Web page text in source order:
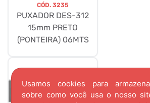
Usamos cookies para
sobre como você usa o nosso
CÓD. 3235
PUXADOR DES-312
15mm PRETO
(PONTEIRA) 06MTS